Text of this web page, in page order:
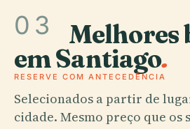
03 Melhores
em Santiago.
RESERVE COM ANTECEDÊNCIA
Selecionados a partir de
cidade. Mesmo preço que os